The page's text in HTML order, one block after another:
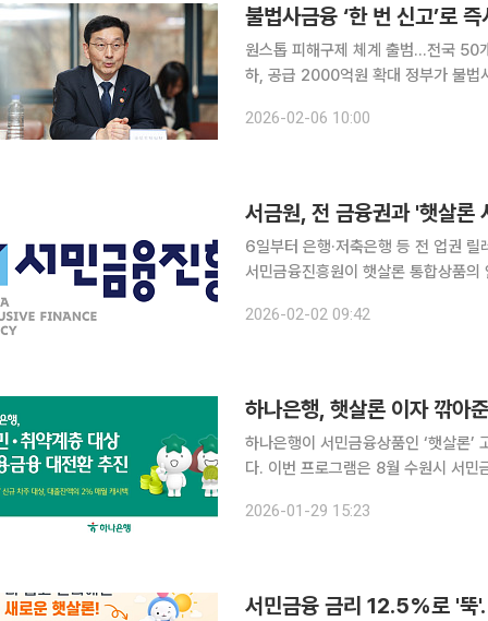
불법사금융 ‘한 번 신고’로
원스톱 피해구제 체계 출범…전국 50
하, 공급 2000억원 확대 정부가 불법사금융 피해를 막기 위해 ‘한 번의 신고’만으로 수사·구제·채무
2026-02-06 10:00
서금원, 전 금융권과 '햇살론
6일부터 은행·저축은행 등 전 업권
서민금융진흥원이 햇살론 통합상품
로 정기 간담회를 개최한다고 2일 밝
2026-02-02 09:42
하나은행, 햇살론 이자 깎
하나은행이 서민금융상품인 ‘햇살론
다. 이번 프로그램은 8월 수원시 서민금융통합지원센터에서 열린 ‘포용적 금융 대전환’ 1차 회의에
일로부터 1년 동안 대출 잔액의 2%
2026-01-29 15:23
서민금융 금리 12.5%로 '뚝